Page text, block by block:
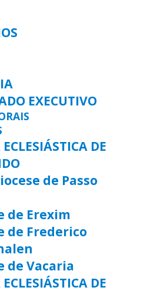
EXECUTIVO
DE
de Passo
de Erexim
de Frederico
de Vacaria
DE